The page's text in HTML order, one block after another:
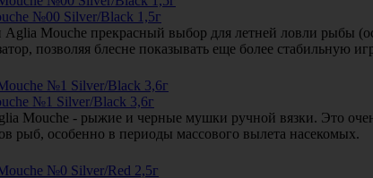
№00 Silver/Black 1,5г
Aglia Mouche прекрасный выбор для летней ловли рыбы
позволяя блесне показывать еще более стабильную
№1 Silver/Black 3,6г
Mouche - рыжие и черные мушки ручной вязки. Это
рыб, особенно в периоды массового вылета насекомых.